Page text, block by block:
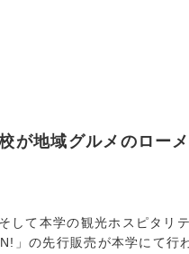
が地域グルメのロー
して本学の観光ホスピタリテ
」の先行販売が本学にて行